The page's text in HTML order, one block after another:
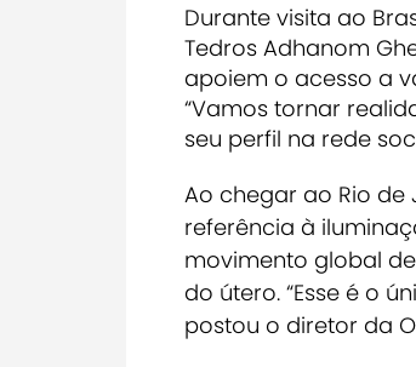
Durante visita ao
Tedros Adhanom
apoiem o acesso a
“Vamos tornar
seu perfil na rede
Ao chegar ao Rio de
referência à
movimento global
do útero. “Esse é o
postou o diretor da